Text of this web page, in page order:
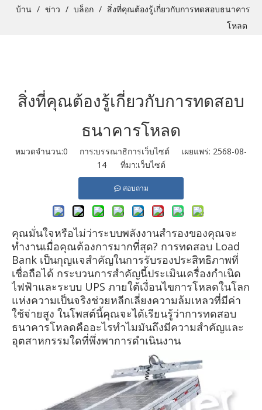
บ้าน / ข่าว / บล็อก / สิ่งที่คุณต้องรู้เกี่ยวกับการทดสอบธนาคาร
โหลด
สิ่งที่คุณต้องรู้เกี่ยวกับการทดสอบ
ธนาคารโหลด
หมวดจำนวน:0 การ:บรรณาธิการเว็บไซต์ เผยแพร่: 2568-08-
14 ที่มา:เว็บไซต์
สอบถาม
คุณมั่นใจหรือไม่ว่าระบบพลังงานสำรองของคุณจะ
ทำงานเมื่อคุณต้องการมากที่สุด? การทดสอบ Load
Bank เป็นกุญแจสำคัญในการรับรองประสิทธิภาพที่
เชื่อถือได้ กระบวนการสำคัญนี้ประเมินเครื่องกำเนิด
ไฟฟ้าและระบบ UPS ภายใต้เงื่อนไขการโหลดในโลก
แห่งความเป็นจริงช่วยหลีกเลี่ยงความล้มเหลวที่มีค่า
ใช้จ่ายสูง ในโพสต์นี้คุณจะได้เรียนรู้ว่าการทดสอบ
ธนาคารโหลดคืออะไรทำไมมันถึงมีความสำคัญและ
อุตสาหกรรมใดที่พึ่งพาการดำเนินงาน